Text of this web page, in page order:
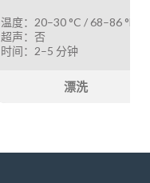
温度：20–30 °C / 68–86 °F
超声：否
时间：2–5 分钟
漂洗